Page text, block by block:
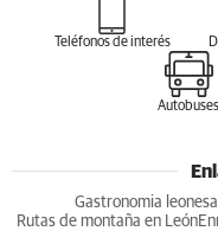
Teléfonos de interés
Autobuses
Gastronomia leonesa
Rutas de montaña en León